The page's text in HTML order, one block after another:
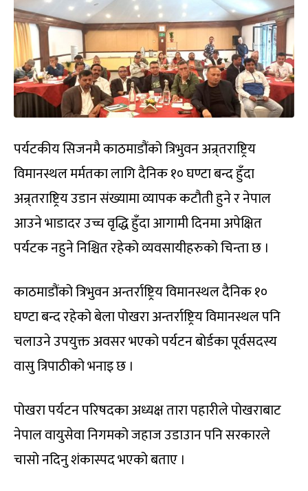
पर्यटकीय सिजनमै काठमाडौंको त्रिभुवन अन्र्तराष्ट्रिय
विमानस्थल मर्मतका लागि दैनिक १० घण्टा बन्द हुँदा
अन्र्तराष्ट्रिय उडान संख्यामा व्यापक कटौती हुने र नेपाल
आउने भाडादर उच्च वृद्धि हुँदा आगामी दिनमा अपेक्षित
पर्यटक नहुने निश्चित रहेको व्यवसायीहरुको चिन्ता छ ।
काठमाडौंको त्रिभुवन अन्तर्राष्ट्रिय विमानस्थल दैनिक १०
घण्टा बन्द रहेको बेला पोखरा अन्तर्राष्ट्रिय विमानस्थल पनि
चलाउने उपयुक्त अवसर भएको पर्यटन बोर्डका पूर्वसदस्य
वासु त्रिपाठीको भनाइ छ ।
पोखरा पर्यटन परिषदका अध्यक्ष तारा पहारीले पोखराबाट
नेपाल वायुसेवा निगमको जहाज उडाउान पनि सरकारले
चासो नदिनु शंकास्पद भएको बताए ।